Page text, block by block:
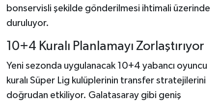
bonservisli şekilde gönderilmesi ihtimali üzerinde
duruluyor.
10+4 Kuralı Planlamayı Zorlaştırıyor
Yeni sezonda uygulanacak 10+4 yabancı oyuncu
kuralı Süper Lig kulüplerinin transfer stratejilerini
doğrudan etkiliyor. Galatasaray gibi geniş